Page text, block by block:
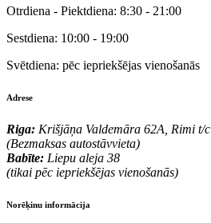
Otrdiena - Piektdiena: 8:30 - 21:00
Sestdiena: 10:00 - 19:00
Svētdiena: pēc iepriekšējas vienošanās
Adrese
Riga: Krišjāņa Valdemāra 62A, Rimi t/c
(Bezmaksas autostāvvieta)
Babīte: Liepu aleja 38
(tikai pēc iepriekšējas vienošanās)
Norēķinu informācija